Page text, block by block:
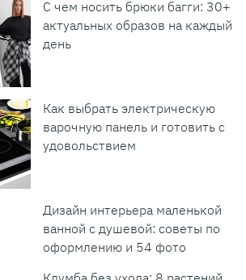
С чем носить брюки багги: 30+
актуальных образов на каждый
день
Как выбрать электрическую
варочную панель и готовить с
удовольствием
Дизайн интерьера маленькой
ванной с душевой: советы по
оформлению и 54 фото